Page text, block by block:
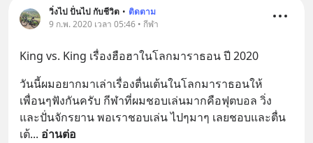
วิ่งไป ปั่นไป กับชีวิต • ติดตาม
9 ก.พ. 2020 เวลา 05:46 • กีฬา
King vs. King เรื่องฮือฮาในโลกมาราธอน ปี 2020
วันนี้ผมอยากมาเล่าเรื่องตื่นเต้นในโลกมาราธอนให้
เพื่อนๆฟังกันครับ กีฬาที่ผมชอบเล่นมากคือฟุตบอล วิ่ง
และปั่นจักรยาน พอเราชอบเล่น ไปๆมาๆ เลยชอบและตื่น
เต้... อ่านต่อ